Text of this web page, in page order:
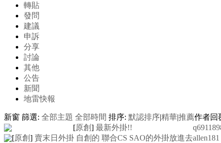
轉貼
發問
建議
申訴
分享
討論
其他
公告
新聞
地雷快報
新窗 篩選: 全部主題 全部時間 排序: 默認排序|精華|推薦作者回
[原創] 最新外掛!!
[原創] 賣末日外掛 自創的 聯合CS SAO的外掛放進去allen181